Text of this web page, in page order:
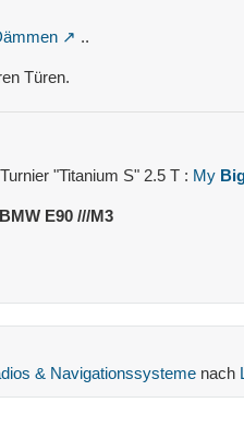
..
Türen.
"Titanium S" 2.5 T : My
E90 ///M3
& Navigationssysteme nach